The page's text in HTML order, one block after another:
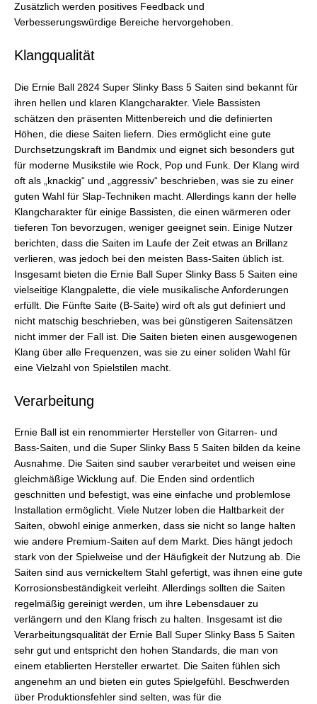
Zusätzlich werden positives Feedback und
Verbesserungswürdige Bereiche hervorgehoben.
Klangqualität
Die Ernie Ball 2824 Super Slinky Bass 5 Saiten sind bekannt für
ihren hellen und klaren Klangcharakter. Viele Bassisten
schätzen den präsenten Mittenbereich und die definierten
Höhen, die diese Saiten liefern. Dies ermöglicht eine gute
Durchsetzungskraft im Bandmix und eignet sich besonders gut
für moderne Musikstile wie Rock, Pop und Funk. Der Klang wird
oft als „knackig“ und „aggressiv“ beschrieben, was sie zu einer
guten Wahl für Slap-Techniken macht. Allerdings kann der helle
Klangcharakter für einige Bassisten, die einen wärmeren oder
tieferen Ton bevorzugen, weniger geeignet sein. Einige Nutzer
berichten, dass die Saiten im Laufe der Zeit etwas an Brillanz
verlieren, was jedoch bei den meisten Bass-Saiten üblich ist.
Insgesamt bieten die Ernie Ball Super Slinky Bass 5 Saiten eine
vielseitige Klangpalette, die viele musikalische Anforderungen
erfüllt. Die Fünfte Saite (B-Saite) wird oft als gut definiert und
nicht matschig beschrieben, was bei günstigeren Saitensätzen
nicht immer der Fall ist. Die Saiten bieten einen ausgewogenen
Klang über alle Frequenzen, was sie zu einer soliden Wahl für
eine Vielzahl von Spielstilen macht.
Verarbeitung
Ernie Ball ist ein renommierter Hersteller von Gitarren- und
Bass-Saiten, und die Super Slinky Bass 5 Saiten bilden da keine
Ausnahme. Die Saiten sind sauber verarbeitet und weisen eine
gleichmäßige Wicklung auf. Die Enden sind ordentlich
geschnitten und befestigt, was eine einfache und problemlose
Installation ermöglicht. Viele Nutzer loben die Haltbarkeit der
Saiten, obwohl einige anmerken, dass sie nicht so lange halten
wie andere Premium-Saiten auf dem Markt. Dies hängt jedoch
stark von der Spielweise und der Häufigkeit der Nutzung ab. Die
Saiten sind aus vernickeltem Stahl gefertigt, was ihnen eine gute
Korrosionsbeständigkeit verleiht. Allerdings sollten die Saiten
regelmäßig gereinigt werden, um ihre Lebensdauer zu
verlängern und den Klang frisch zu halten. Insgesamt ist die
Verarbeitungsqualität der Ernie Ball Super Slinky Bass 5 Saiten
sehr gut und entspricht den hohen Standards, die man von
einem etablierten Hersteller erwartet. Die Saiten fühlen sich
angenehm an und bieten ein gutes Spielgefühl. Beschwerden
über Produktionsfehler sind selten, was für die